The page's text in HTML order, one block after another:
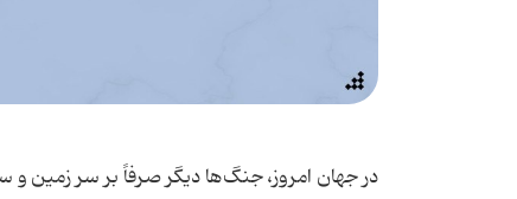
در جهان امروز، جنگ‌ها دیگر صرفاً بر سر زمین